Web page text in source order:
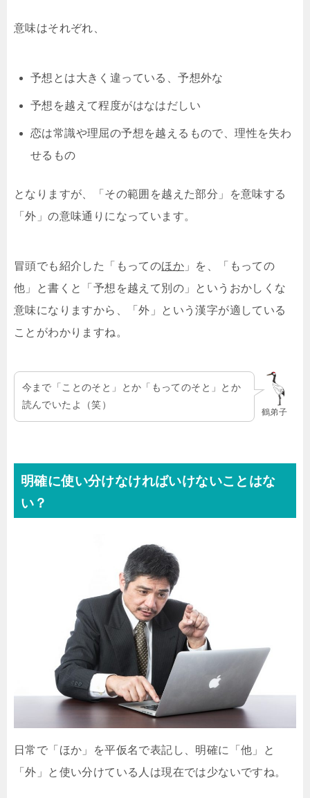
意味はそれぞれ、
予想とは大きく違っている、予想外な
予想を越えて程度がはなはだしい
恋は常識や理屈の予想を越えるもので、理性を失わ
せるもの
となりますが、「その範囲を越えた部分」を意味する
「外」の意味通りになっています。
冒頭でも紹介した「もってのほか 」を、「もっての
他」と書くと「予想を越えて別の」というおかしくな
意味になりますから、「外」という漢字が適している
ことがわかりますね。
鶴弟子
今まで「ことのそと」とか「もってのそと」とか
読んでいたよ（笑）
明確に使い分けなければいけないことはな
い？
日常で「ほか」を平仮名で表記し、明確に「他」と
「外」と使い分けている人は現在では少ないですね。